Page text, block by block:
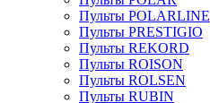
Пульты POLARLINE
Пульты PRESTIGIO
Пульты REKORD
Пульты ROISON
Пульты ROLSEN
Пульты RUBIN